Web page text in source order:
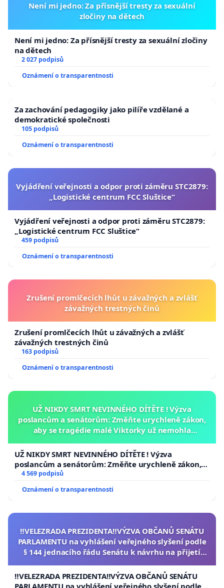
Není mi jedno: Za přísnější tresty za sexuální
zločiny na dětech
Není mi jedno: Za přísnější tresty za sexuální zločiny
na dětech
2 027 podpisů
Oznámení o transparentnosti
Za zachování pedagogiky jako pilíře vzdělané a
demokratické společnosti
105 podpisů
Oznámení o transparentnosti
Vyjádření veřejnosti a odpor proti záměru STC2879:
„Logistické centrum FCC Sluštice“
Vyjádření veřejnosti a odpor proti záměru STC2879:
„Logistické centrum FCC Sluštice“
459 podpisů
Oznámení o transparentnosti
Zrušení promlčecích lhůt u závažných a zvlášť
závažných trestných činů
Zrušení promlčecích lhůt u závažných a zvlášť
závažných trestných činů
163 podpisů
Oznámení o transparentnosti
UŽ NIKDY SMRT NEVINNÉHO DÍTĚTE ! Výzva
poslancům a senátorům: Změňte urychleně zákon,
aby se tragédie malé Viktorky už nemohla
UŽ NIKDY SMRT NEVINNÉHO DÍTĚTE ! Výzva
poslancům a senátorům: Změňte urychleně zákon,
aby se tragédie malé Viktorky už nemohla opakovat!
4 569 podpisů
Oznámení o transparentnosti
‼️VELEZRADA PREZIDENTA‼️VÝZVA OBČANŮ SENÁTU
PARLAMENTU na vyhlášení veřejného slyšení podle
§ 144 jednacího řádu Senátu k návrhu na přijetí
republiky
‼️VELEZRADA PREZIDENTA‼️VÝZVA OBČANŮ SENÁTU